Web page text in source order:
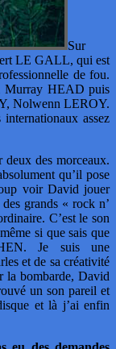
Sur
LE GALL, qui est
de fou.
Murray HEAD puis
Nolwenn LEROY.
assez
des morceaux.
qu’il pose
voir David jouer
grands « rock n’
C’est le son
si que sais que
Je suis une
et de sa créativité
la bombarde, David
un son pareil et
et là j’ai enfin